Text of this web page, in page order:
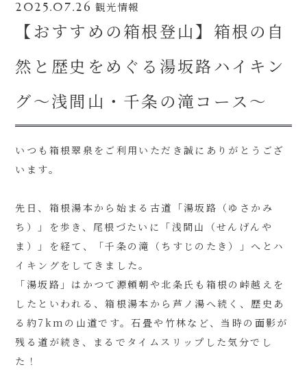
2025.07.26 観光情報
【おすすめの箱根登山】箱根の自
然と歴史をめぐる湯坂路ハイキン
グ〜浅間山・千条の滝コース〜
いつも箱根翠泉をご利用いただき誠にありがとうござ
います。
先日、箱根湯本から始まる古道「湯坂路（ゆさかみ
ち）」を歩き、尾根づたいに「浅間山（せんげんや
ま）」を経て、「千条の滝（ちすじのたき）」へとハ
イキングをしてきました。
「湯坂路」はかつて源頼朝や北条氏も箱根の峠越えを
したといわれる、箱根湯本から芦ノ湯へ続く、歴史あ
る約7kmの山道です。石畳や竹林など、当時の面影が
残る道が続き、まるでタイムスリップした気分でし
た！